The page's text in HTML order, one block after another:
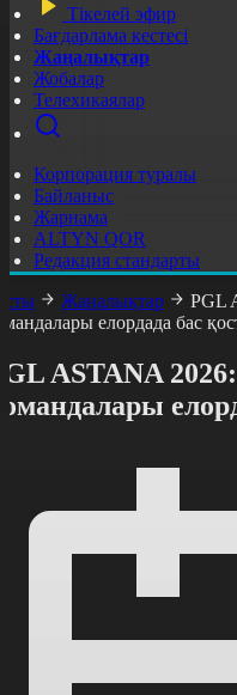
Тікелей эфир
Бағдарлама кестесі
Жаңалықтар
Жобалар
Телехикаялар
Корпорация туралы
Байланыс
Жарнама
ALTYN QOR
Редакция стандарты
Жаңалықтар
PGL
елордада бас
ASTANA